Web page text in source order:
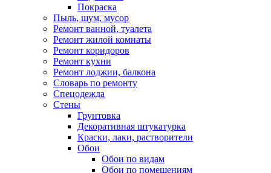
Покраска
Пыль, шум, мусор
Ремонт ванной, туалета
Ремонт жилой комнаты
Ремонт коридоров
Ремонт кухни
Ремонт лоджии, балкона
Словарь по ремонту
Спецодежда
Стены
Грунтовка
Декоративная штукатурка
Краски, лаки, растворители
Обои
Обои по видам
Обои по помещениям